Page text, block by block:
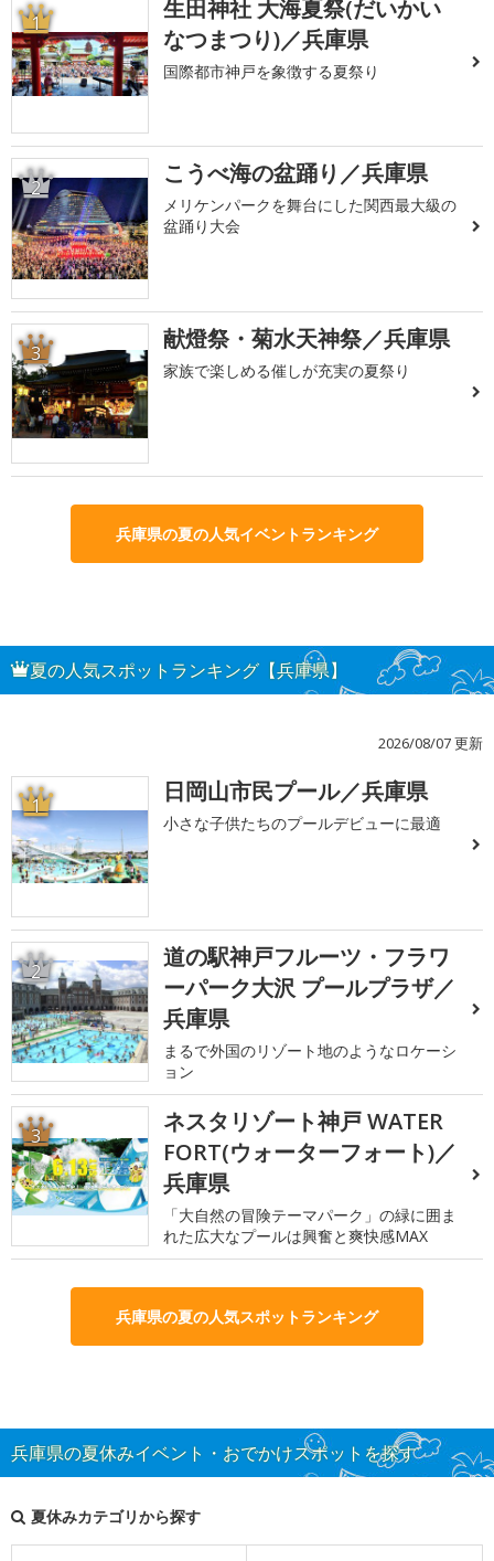
1
生田神社 大海夏祭(だいかい
なつまつり)／兵庫県
国際都市神戸を象徴する夏祭り
2 こうべ海の盆踊り／兵庫県
メリケンパークを舞台にした関西最大級の
盆踊り大会
3 献燈祭・菊水天神祭／兵庫県
家族で楽しめる催しが充実の夏祭り
兵庫県の夏の人気イベントランキング
夏の人気スポットランキング【兵庫県】
2026/08/07 更新
1 日岡山市民プール／兵庫県
小さな子供たちのプールデビューに最適
2
道の駅神戸フルーツ・フラワ
ーパーク大沢 プールプラザ／
兵庫県
まるで外国のリゾート地のようなロケーシ
ョン
3
ネスタリゾート神戸 WATER
FORT(ウォーターフォート)／
兵庫県
「大自然の冒険テーマパーク」の緑に囲ま
れた広大なプールは興奮と爽快感MAX
兵庫県の夏の人気スポットランキング
兵庫県の夏休みイベント・おでかけスポットを探す
夏休みカテゴリから探す